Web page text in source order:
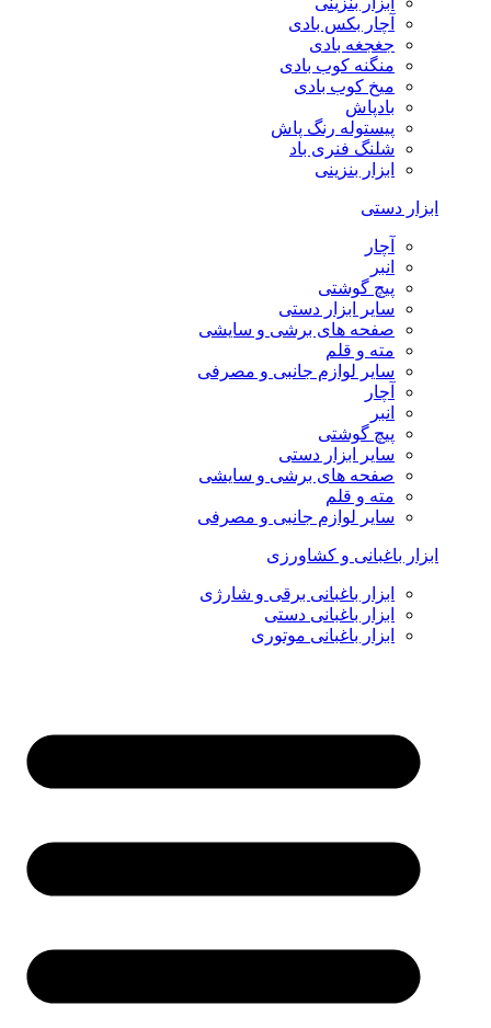
آچار بکس بادی
جغجغه بادی
منگنه کوب بادی
میخ کوب بادی
بادپاش
پیستوله رنگ پاش
شلنگ فنری باد
ابزار بنزینی
ابزار دستی
آچار
انبر
پیچ گوشتی
سایر ابزار دستی
صفحه های برشی و سایشی
مته و قلم
سایر لوازم جانبی و مصرفی
آچار
انبر
پیچ گوشتی
سایر ابزار دستی
صفحه های برشی و سایشی
مته و قلم
سایر لوازم جانبی و مصرفی
ابزار باغبانی و کشاورزی
ابزار باغبانی برقی و شارژی
ابزار باغبانی دستی
ابزار باغبانی موتوری